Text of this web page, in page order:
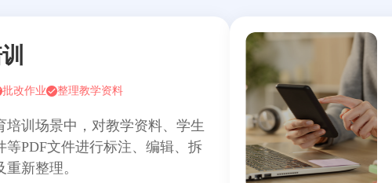
批改作业 整理教学资料
培训场景中，对教学资料、学生
等PDF文件进行标注、编辑、拆
新整理。